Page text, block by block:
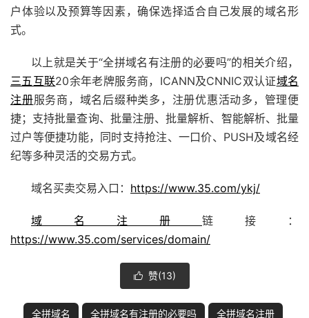
户体验以及预算等因素，确保选择适合自己发展的域名形
式。
以上就是关于“全拼域名有注册的必要吗”的相关介绍，
三五互联20余年老牌服务商，ICANN及CNNIC双认证域名
注册服务商，域名后缀种类多，注册优惠活动多，管理便
捷；支持批量查询、批量注册、批量解析、智能解析、批量
过户等便捷功能，同时支持抢注、 一口价、PUSH及域名经
纪等多种灵活的交易方式。
域名买卖交易入口： https://www.35.com/ykj/
域名注册 链接：
https://www.35.com/services/domain/
 赞(13)
全拼域名 全拼域名有注册的必要吗 全拼域名注册